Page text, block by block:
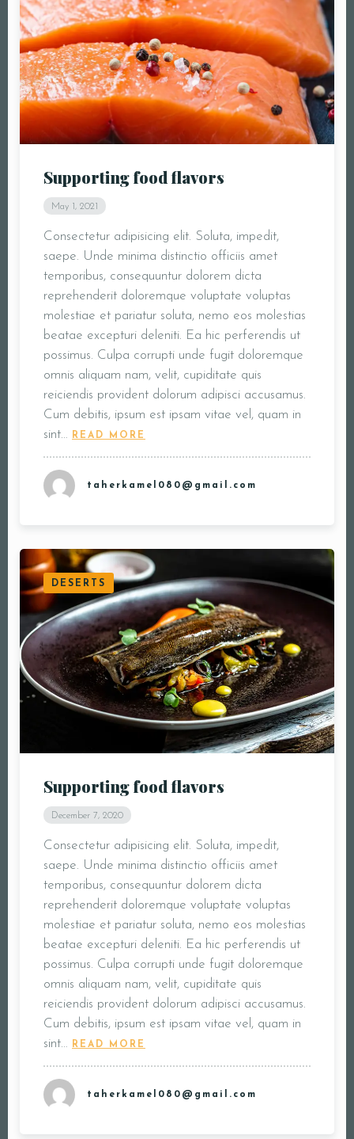
Supporting food flavors
May 1, 2021
Consectetur adipisicing elit. Soluta, impedit,
saepe. Unde minima distinctio officiis amet
temporibus, consequuntur dolorem dicta
reprehenderit doloremque voluptate voluptas
molestiae et pariatur soluta, nemo eos molestias
beatae excepturi deleniti. Ea hic perferendis ut
possimus. Culpa corrupti unde fugit doloremque
omnis aliquam nam, velit, cupiditate quis
reiciendis provident dolorum adipisci accusamus.
Cum debitis, ipsum est ipsam vitae vel, quam in
sint…
READ MORE
taherkamel080@gmail.com
DESERTS
Supporting food flavors
December 7, 2020
Consectetur adipisicing elit. Soluta, impedit,
saepe. Unde minima distinctio officiis amet
temporibus, consequuntur dolorem dicta
reprehenderit doloremque voluptate voluptas
molestiae et pariatur soluta, nemo eos molestias
beatae excepturi deleniti. Ea hic perferendis ut
possimus. Culpa corrupti unde fugit doloremque
omnis aliquam nam, velit, cupiditate quis
reiciendis provident dolorum adipisci accusamus.
Cum debitis, ipsum est ipsam vitae vel, quam in
sint… READ MORE
taherkamel080@gmail.com